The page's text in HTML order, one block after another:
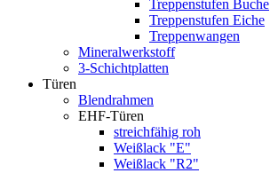
Treppenstufen Buche
Treppenstufen Eiche
Treppenwangen
Mineralwerkstoff
3-Schichtplatten
Türen
Blendrahmen
EHF-Türen
streichfähig roh
Weißlack "E"
Weißlack "R2"